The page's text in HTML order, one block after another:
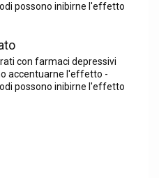
possono inibirne l'effetto
con farmaci depressivi
accentuarne l'effetto -
possono inibirne l'effetto